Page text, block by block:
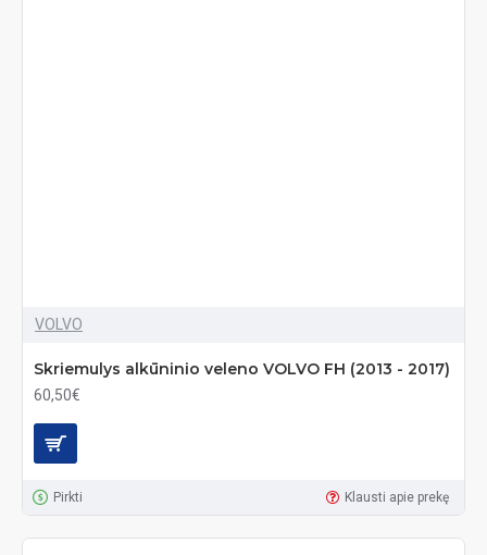
VOLVO
Skriemulys alkūninio veleno VOLVO FH (2013 - 2017)
60,50€
Pirkti Klausti apie prekę